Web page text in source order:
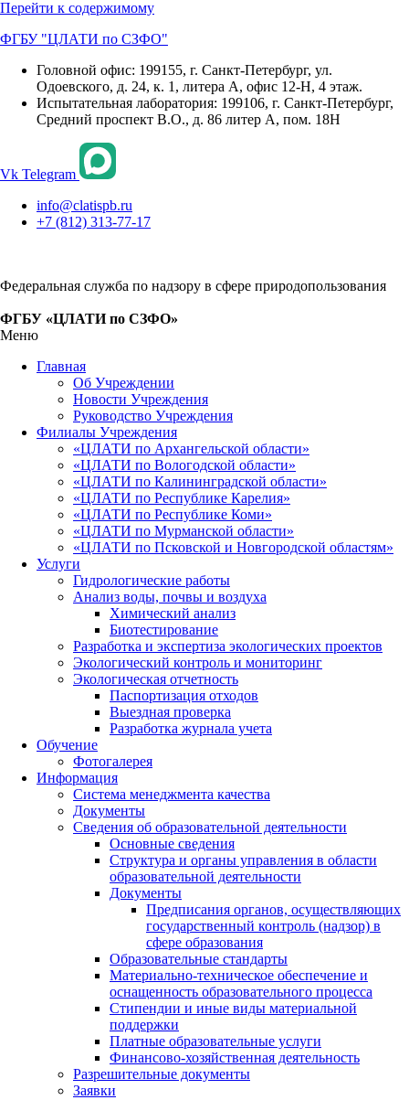
Перейти к содержимому
ФГБУ "ЦЛАТИ по СЗФО"
Головной офис: 199155, г. Санкт-Петербург, ул.
Одоевского, д. 24, к. 1, литера А, офис 12-Н, 4 этаж.
Испытательная лаборатория: 199106, г. Санкт-Петербург,
Средний проспект В.О., д. 86 литер А, пом. 18Н
Vk Telegram
info@clatispb.ru
+7 (812) 313-77-17
Федеральная служба по надзору в сфере природопользования
ФГБУ «ЦЛАТИ по СЗФО»
Меню
Главная
Об Учреждении
Новости Учреждения
Руководство Учреждения
Филиалы Учреждения
«ЦЛАТИ по Архангельской области»
«ЦЛАТИ по Вологодской области»
«ЦЛАТИ по Калининградской области»
«ЦЛАТИ по Республике Карелия»
«ЦЛАТИ по Республике Коми»
«ЦЛАТИ по Мурманской области»
«ЦЛАТИ по Псковской и Новгородской областям»
Услуги
Гидрологические работы
Анализ воды, почвы и воздуха
Химический анализ
Биотестирование
Разработка и экспертиза экологических проектов
Экологический контроль и мониторинг
Экологическая отчетность
Паспортизация отходов
Выездная проверка
Разработка журнала учета
Обучение
Фотогалерея
Информация
Система менеджмента качества
Документы
Сведения об образовательной деятельности
Основные сведения
Структура и органы управления в области
образовательной деятельности
Документы
Предписания органов, осуществляющих
государственный контроль (надзор) в
сфере образования
Образовательные стандарты
Материально-техническое обеспечение и
оснащенность образовательного процесса
Стипендии и иные виды материальной
поддержки
Платные образовательные услуги
Финансово-хозяйственная деятельность
Разрешительные документы
Заявки